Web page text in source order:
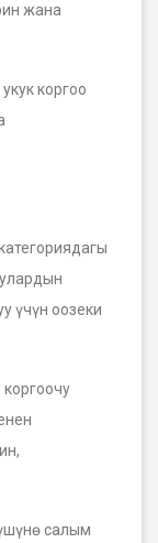
жана
коргоо
үчүн оозеки
салым